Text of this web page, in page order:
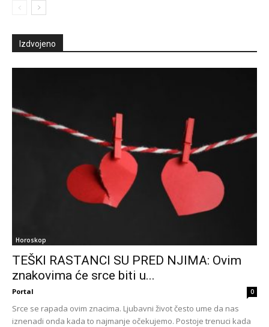
Izdvojeno
Horoskop
TEŠKI RASTANCI SU PRED NJIMA: Ovim
znakovima će srce biti u...
Portal 0
Srce se rapada ovim znacima. Ljubavni život često ume da nas
iznenadi onda kada to najmanje očekujemo. Postoje trenuci kada